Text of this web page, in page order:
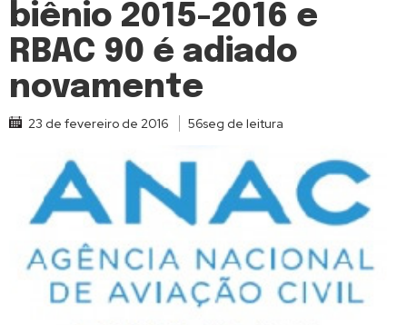
biênio 2015-2016 e
RBAC 90 é adiado
novamente
23 de fevereiro de 2016 56seg de leitura